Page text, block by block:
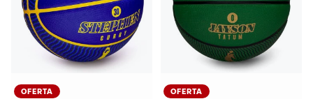
OFERTA OFERTA